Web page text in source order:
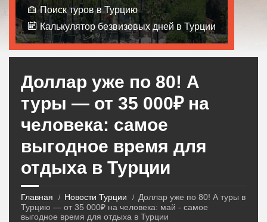
Поиск туров в Турцию
Калькулятор безвизовых дней в Турции
Доллар уже по 80! А
туры — от 35 000₽ на
человека: самое
выгодное время для
отдыха в Турции
Главная Новости Турции
Доллар уже по 80! А туры в
Турцию — от 35 000₽ на человека: май - самое
выгодное время для отдыха в Турции